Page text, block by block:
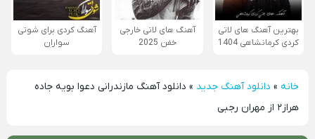
بهترین آهنگ های لاتی
کردی کرمانشاهی 1404
آهنگ های لاتی خارجی
خفن 2025
آهنگ کردی برای شوتی
سواران
خانه» دانلود آهنگ جدید » دانلود آهنگ مازندرانی دعوا بویه جاده
هراز۲ از مهران رجبی